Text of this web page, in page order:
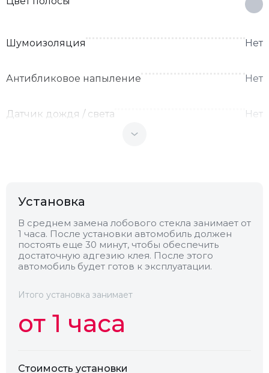
Шумоизоляция Нет
Антибликовое напыление Нет
Датчик дождя / света Нет
Теплопоглощающее Нет
Обогрев
Камера
Установка
В среднем замена лобового стекла занимает от
1 часа. После установки автомобиль должен
постоять еще 30 минут, чтобы обеспечить
достаточную адгезию клея. После этого
автомобиль будет готов к эксплуатации.
Итого установка занимает
от 1 часа
Стоимость установки